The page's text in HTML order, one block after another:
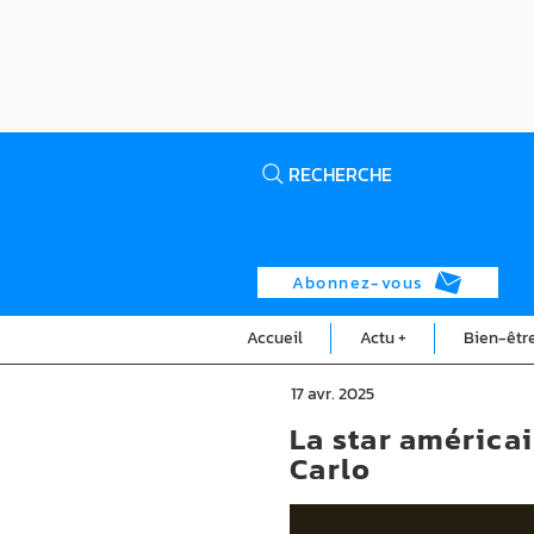
RECHERCHE
Abonnez-vous
Accueil Actu + Bien-
17 avr. 2025
La star
Carlo